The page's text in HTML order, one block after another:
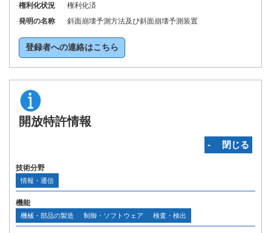
権利化状況
権利化済
発明の名称
斜面崩壊予測方法及び斜面崩壊予測装置
登録者への連絡はこちら
開放特許情報
‐ 閉じる
技術分野
情報・通信
機能
機械・部品の製造 制御・ソフトウェア 検査・検出